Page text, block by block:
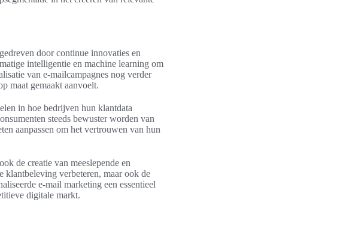
door continue innovaties en
intelligentie en machine learning om
van e-mailcampagnes nog verder
maat gemaakt aanvoelt.
in hoe bedrijven hun klantdata
steeds bewuster worden van
aanpassen om het vertrouwen van hun
de creatie van meeslepende en
klantbeleving verbeteren, maar ook de
e-mail marketing een essentieel
digitale markt.